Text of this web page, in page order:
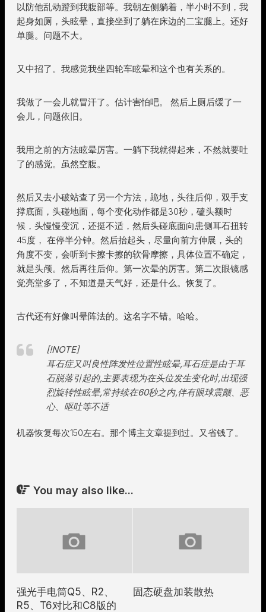
以防他乱动蹬到我腹部等。我朝左侧躺着，半小时不到，我
起身如厕，头眩晕，直接坐到了躺在床边的二宝腿上。还好
单腿。问题不大。
又中招了。我感觉我坐四轮车眩晕和这个也有关系的。
我做了一会儿就冒汗了。估计害怕吧。 然后上厕后缓了一
会儿，问题依旧。
我用之前的方法眩晕厉害。一躺下我就得起来，不然就要吐
了的感觉。虽然空腹。
然后又去小破站查了另一个方法，跪地，头往后仰，双手支
撑底面，头碰地面，每个变化动作都是30秒，磕头额时
候，头慢慢变沉，还挺不适，然后头碰底面向患侧耳石扭转
45度， 在停半分钟。然后抬起头，尽量向前方伸展，头的
角度不变，会听到卡擦卡擦的软骨摩擦，具体位置不确定，
就是头颅。然后再往后仰。第一次晕的厉害。第二次眼镜感
觉亮堂多了，不知道是天气好，还是什么。恢复了。
古代还有好像叫晕阵法的。这名字不错。哈哈。
[!NOTE]
耳石症又叫良性阵发性位置性眩晕,耳石症是由于耳
石脱落引起的,主要表现为在头位发生变化时,出现强
烈旋转性眩晕,常持续在60秒之内,伴有眼球震颤、恶
心、呕吐等不适
机器恢复每次150左右。那个博主文章提到过。又省钱了。
You may also like...
强光手电筒Q5、R2、
R5、T6对比和C8版的
固态硬盘加装散热